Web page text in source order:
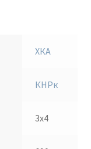
ХКА
КНРк
3х4